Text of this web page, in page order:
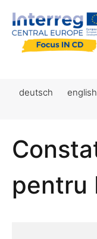
deutsch english
pentru